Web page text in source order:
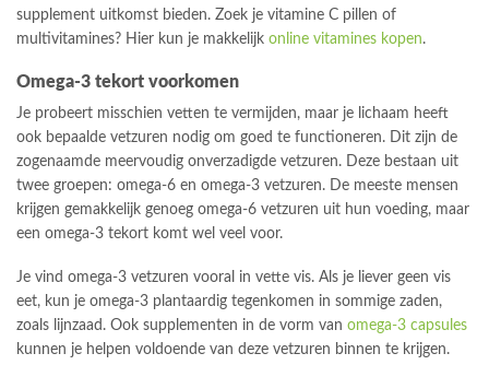
supplement uitkomst bieden. Zoek je vitamine C pillen of
multivitamines? Hier kun je makkelijk online vitamines kopen.
Omega-3 tekort voorkomen
Je probeert misschien vetten te vermijden, maar je lichaam heeft
ook bepaalde vetzuren nodig om goed te functioneren. Dit zijn de
zogenaamde meervoudig onverzadigde vetzuren. Deze bestaan uit
twee groepen: omega-6 en omega-3 vetzuren. De meeste mensen
krijgen gemakkelijk genoeg omega-6 vetzuren uit hun voeding, maar
een omega-3 tekort komt wel veel voor.
Je vind omega-3 vetzuren vooral in vette vis. Als je liever geen vis
eet, kun je omega-3 plantaardig tegenkomen in sommige zaden,
zoals lijnzaad. Ook supplementen in de vorm van omega-3 capsules
kunnen je helpen voldoende van deze vetzuren binnen te krijgen.